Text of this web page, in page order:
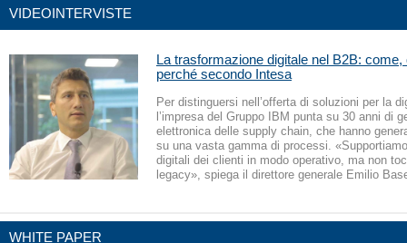
VIDEOINTERVISTE
La trasformazione digitale nel B2B: come,
perché secondo Intesa
Per distinguersi nell’offerta di soluzioni per la
l’impresa del Gruppo IBM punta su 30 anni di
elettronica delle supply chain, che hanno
su una vasta gamma di processi.
digitali dei clienti in modo operativo, ma non
legacy», spiega il direttore generale Emilio
WHITE PAPER